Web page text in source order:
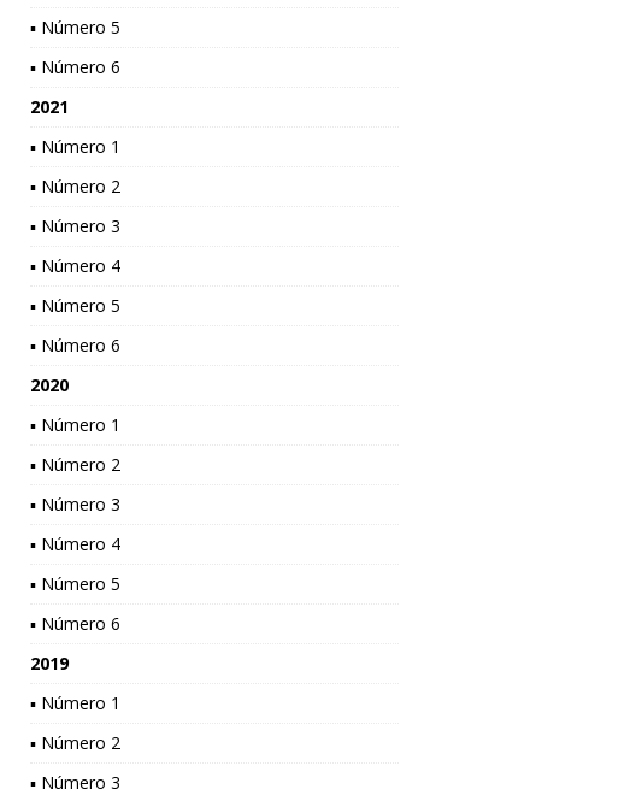
▪ Número 5
▪ Número 6
2021
▪ Número 1
▪ Número 2
▪ Número 3
▪ Número 4
▪ Número 5
▪ Número 6
2020
▪ Número 1
▪ Número 2
▪ Número 3
▪ Número 4
▪ Número 5
▪ Número 6
2019
▪ Número 1
▪ Número 2
▪ Número 3